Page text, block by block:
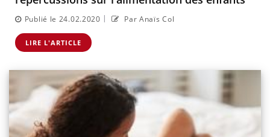
Publié le 24.02.2020 | Par Anaïs Col
LIRE L'ARTICLE